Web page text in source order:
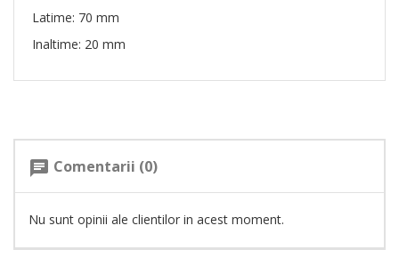
Latime: 70 mm
Inaltime: 20 mm
chat Comentarii (0)
Nu sunt opinii ale clientilor in acest moment.